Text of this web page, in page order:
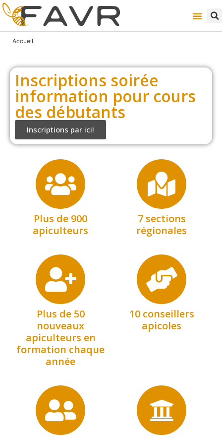
Accueil
Inscriptions soirée
information pour cours
des débutants
Inscriptions par ici!
Plus de 900
apiculteurs
7 sections
régionales
Plus de 50
nouveaux
apiculteurs en
formation chaque
année
10 conseillers
apicoles